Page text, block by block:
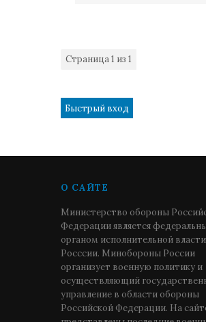
начальникам Балтийского
Все боятся и пишут
"галиматью", а на самом
что знаю , что органы
читают только ОДН и
доносят опять же
галиматью!!!!! Лишили
Балтику проездных, а за
что???? Как мне теперь
попасть домой с семьей к
родителям и помочь им в
хозяйстве??? Почему на ДВ
можно пользоваться
Страница1 из 1
О САЙТЕ
Министерство обороны
Федерации является
органом исполнительной власти
Росссии. Минобороны России
организует военную политику и
осуществляющий
управление в области обороны
Российской Федерации. На